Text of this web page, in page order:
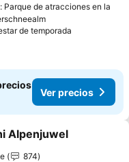
Parque de atracciones en la
de temporada
Ver precios
a favoritos
Alpenjuwel
874